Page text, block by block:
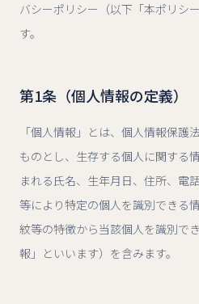
バシーポリシー（以下「本ポリシ
す。
第1条（個人情報の定義）
「個人情報」とは、個人情報保護
ものとし、生存する個人に関する
まれる氏名、生年月日、住所、電
等により特定の個人を識別できる
紋等の特徴から当該個人を識別で
報」といいます）を含みます。